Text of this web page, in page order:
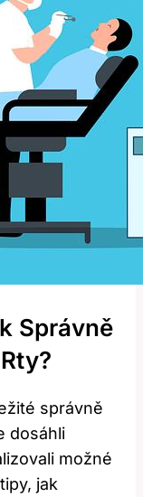
Správně
správně
dosáhli
možné
jak